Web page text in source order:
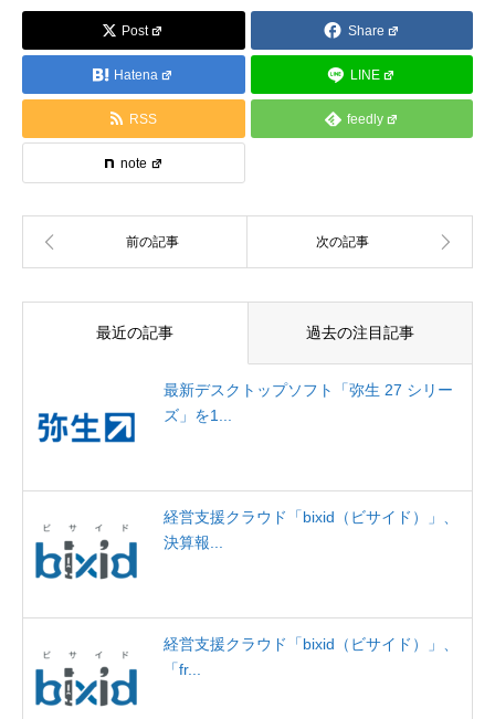
Post Share
Hatena LINE
RSS feedly
note
最近の記事 過去の注目記事
最新デスクトップソフト「弥生 27 シリー
ズ」を1...
経営支援クラウド「bixid（ビサイド）」、
決算報...
経営支援クラウド「bixid（ビサイド）」、
「fr...